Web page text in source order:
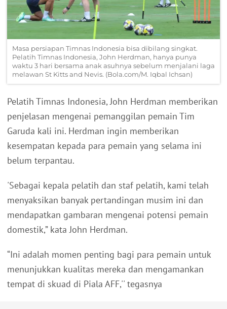
Masa persiapan Timnas Indonesia bisa dibilang singkat.
Pelatih Timnas Indonesia, John Herdman, hanya punya
waktu 3 hari bersama anak asuhnya sebelum menjalani laga
melawan St Kitts and Nevis. (Bola.com/M. Iqbal Ichsan)
Pelatih Timnas Indonesia, John Herdman memberikan
penjelasan mengenai pemanggilan pemain Tim
Garuda kali ini. Herdman ingin memberikan
kesempatan kepada para pemain yang selama ini
belum terpantau.
'Sebagai kepala pelatih dan staf pelatih, kami telah
menyaksikan banyak pertandingan musim ini dan
mendapatkan gambaran mengenai potensi pemain
domestik,” kata John Herdman.
“Ini adalah momen penting bagi para pemain untuk
menunjukkan kualitas mereka dan mengamankan
tempat di skuad di Piala AFF,'' tegasnya